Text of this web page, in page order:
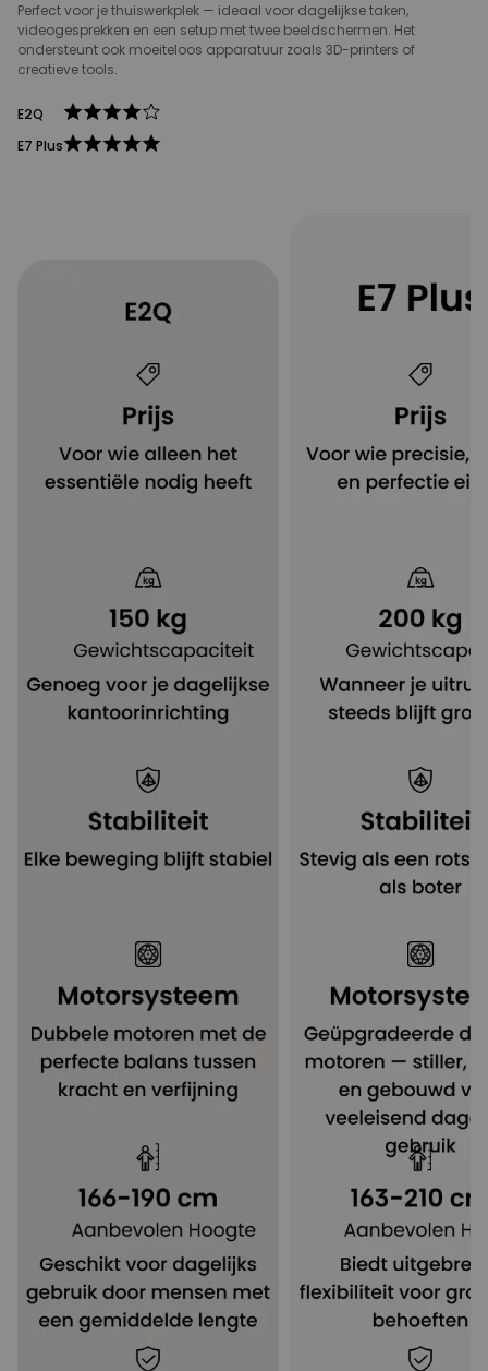
Perfect voor je thuiswerkplek — ideaal voor dagelijkse taken,
videogesprekken en een setup met twee beeldschermen. Het
ondersteunt ook moeiteloos apparatuur zoals 3D-printers of
creatieve tools.
E2Q
E7 Plus